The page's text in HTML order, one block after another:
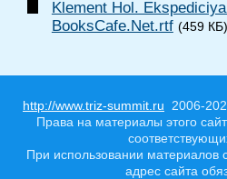
Klement Hol.
BooksCafe.Net.rtf (459 КБ)
http://www.triz-summit.ru 2006-
Права на материалы этого
При использовании материалов
адрес сайта